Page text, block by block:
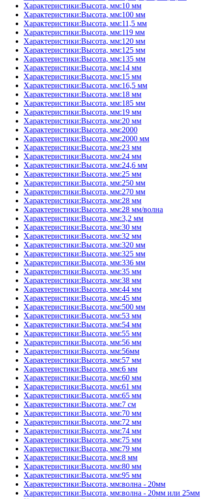
Характеристики:Высота, мм:10 мм
Характеристики:Высота, мм:100 мм
Характеристики:Высота, мм:11,5 мм
Характеристики:Высота, мм:119 мм
Характеристики:Высота, мм:120 мм
Характеристики:Высота, мм:125 мм
Характеристики:Высота, мм:135 мм
Характеристики:Высота, мм:14 мм
Характеристики:Высота, мм:15 мм
Характеристики:Высота, мм:16,5 мм
Характеристики:Высота, мм:18 мм
Характеристики:Высота, мм:185 мм
Характеристики:Высота, мм:19 мм
Характеристики:Высота, мм:20 мм
Характеристики:Высота, мм:2000
Характеристики:Высота, мм:2000 мм
Характеристики:Высота, мм:23 мм
Характеристики:Высота, мм:24 мм
Характеристики:Высота, мм:24,6 мм
Характеристики:Высота, мм:25 мм
Характеристики:Высота, мм:250 мм
Характеристики:Высота, мм:270 мм
Характеристики:Высота, мм:28 мм
Характеристики:Высота, мм:28 мм/волна
Характеристики:Высота, мм:3,2 мм
Характеристики:Высота, мм:30 мм
Характеристики:Высота, мм:32 мм
Характеристики:Высота, мм:320 мм
Характеристики:Высота, мм:325 мм
Характеристики:Высота, мм:336 мм
Характеристики:Высота, мм:35 мм
Характеристики:Высота, мм:38 мм
Характеристики:Высота, мм:44 мм
Характеристики:Высота, мм:45 мм
Характеристики:Высота, мм:500 мм
Характеристики:Высота, мм:53 мм
Характеристики:Высота, мм:54 мм
Характеристики:Высота, мм:55 мм
Характеристики:Высота, мм:56 мм
Характеристики:Высота, мм:56мм
Характеристики:Высота, мм:57 мм
Характеристики:Высота, мм:6 мм
Характеристики:Высота, мм:60 мм
Характеристики:Высота, мм:61 мм
Характеристики:Высота, мм:65 мм
Характеристики:Высота, мм:7 см
Характеристики:Высота, мм:70 мм
Характеристики:Высота, мм:72 мм
Характеристики:Высота, мм:74 мм
Характеристики:Высота, мм:75 мм
Характеристики:Высота, мм:79 мм
Характеристики:Высота, мм:8 мм
Характеристики:Высота, мм:80 мм
Характеристики:Высота, мм:95 мм
Характеристики:Высота, мм:волна - 20мм
Характеристики:Высота, мм:волна - 20мм или 25мм